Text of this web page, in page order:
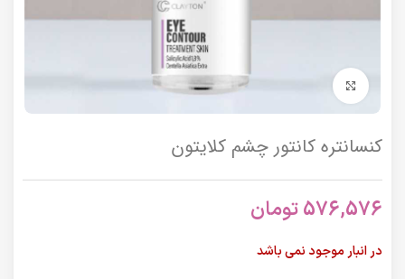
برای بزرگنمایی کلیک کنید
کنسانتره کانتور چشم کلایتون
576,576تومان
در انبار موجود نمی باشد